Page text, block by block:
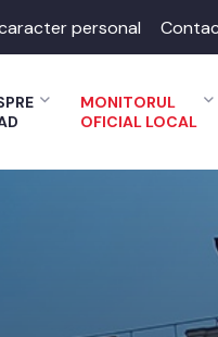
personal
MONITORUL
OFICIAL LOCAL